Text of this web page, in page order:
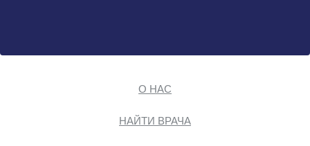
О НАС
НАЙТИ ВРАЧА